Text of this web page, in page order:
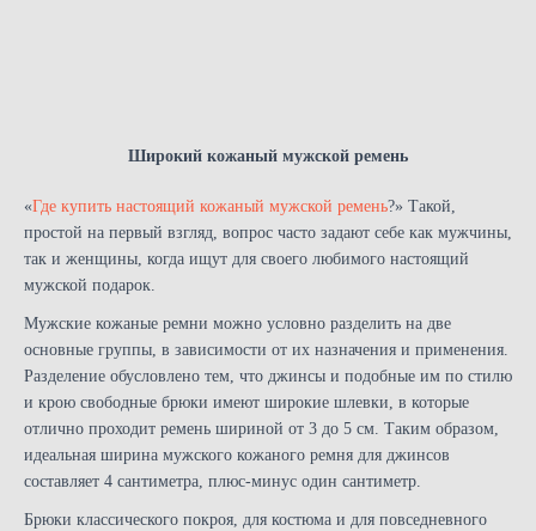
Широкий кожаный мужской ремень
«Где купить настоящий кожаный мужской ремень?» Такой,
простой на первый взгляд, вопрос часто задают себе как мужчины,
так и женщины, когда ищут для своего любимого настоящий
мужской подарок.
Мужские кожаные ремни можно условно разделить на две
основные группы, в зависимости от их назначения и применения.
Разделение обусловлено тем, что джинсы и подобные им по стилю
и крою свободные брюки имеют широкие шлевки, в которые
отлично проходит ремень шириной от 3 до 5 см. Таким образом,
идеальная ширина мужского кожаного ремня для джинсов
составляет 4 сантиметра, плюс-минус один сантиметр.
Брюки классического покроя, для костюма и для повседневного